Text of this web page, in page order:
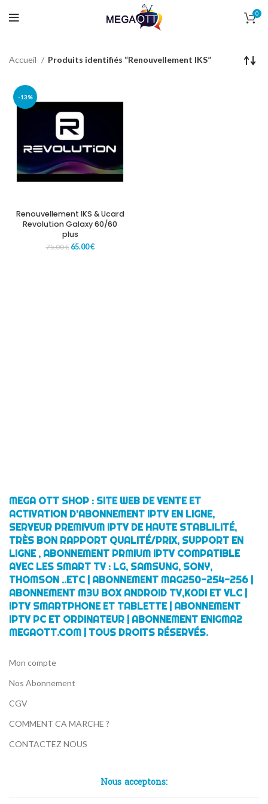
0
Accueil Produits identifiés “Renouvellement IKS”
-13%
Renouvellement IKS & Ucard
Revolution Galaxy 60/60
plus
75.00€ 65.00€
MEGA OTT SHOP : SITE WEB DE VENTE ET
ACTIVATION D'ABONNEMENT IPTV EN LIGNE,
SERVEUR PREMIYUM IPTV DE HAUTE STABLILITÉ,
TRÈS BON RAPPORT QUALITÉ/PRIX, SUPPORT EN
LIGNE , ABONNEMENT PRMIUM IPTV COMPATIBLE
AVEC LES SMART TV : LG, SAMSUNG, SONY,
THOMSON ..ETC | ABONNEMENT MAG250-254-256 |
ABONNEMENT M3U BOX ANDROID TV,KODI ET VLC |
IPTV SMARTPHONE ET TABLETTE | ABONNEMENT
IPTV PC ET ORDINATEUR | ABONNEMENT ENIGMA2
MEGAOTT.COM | TOUS DROITS RÉSERVÉS.
Mon compte
Nos Abonnement
CGV
COMMENT CA MARCHE ?
CONTACTEZ NOUS
Nous acceptons: